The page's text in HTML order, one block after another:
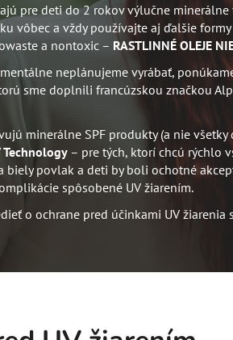
pre deti do 2 rokov výlučne
vôbec a vždy používajte aj ďalšie
a nontoxic – RASTLINNÉ OLEJE
neplánujeme vyrábať,
sme doplnili francúzskou značkou
minerálne SPF produkty (a nie
Technology – pre tých, ktorí chcú rýchlo
biely povlak a deti by boli ochotné
spôsobené UV žiarením.
o ochrane pred účinkami UV žiarenia